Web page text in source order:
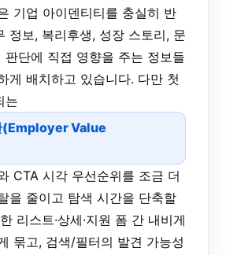
기업 아이덴티티를 충실히 반
정보, 복리후생, 성장 스토리, 문
판단에 직접 영향을 주는 정보들
게 배치하고 있습니다. 다만 첫
는
(Employer Value
CTA 시각 우선순위를 조금 더
을 줄이고 탐색 시간을 단축할
리스트·상세·지원 폼 간 내비게
묶고, 검색/필터의 발견 가능성